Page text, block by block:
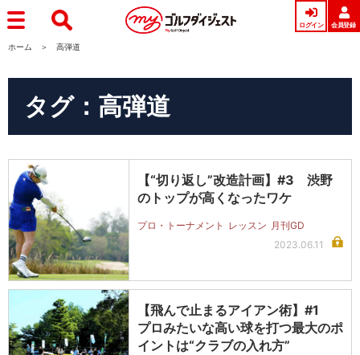
ログイン 会員登録
ホーム 高弾道
タグ：高弾道
【“切り返し”改造計画】#3 渋野
のトップが高くなったワケ
プロ・トーナメント レッスン 月刊GD
2023.06.11
【飛んで止まるアイアン術】#1
プロみたいな高い球を打つ最大のポ
イントは“クラブの入れ方”